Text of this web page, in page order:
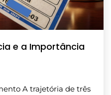
e a Importância
A trajetória de três